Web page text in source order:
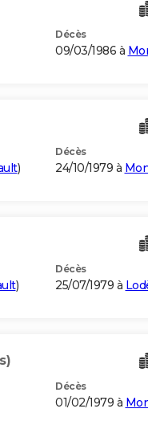
Décès
09/03/1986 à
)
Décès
24/10/1979 à
)
Décès
25/07/1979 à
Décès
01/02/1979 à